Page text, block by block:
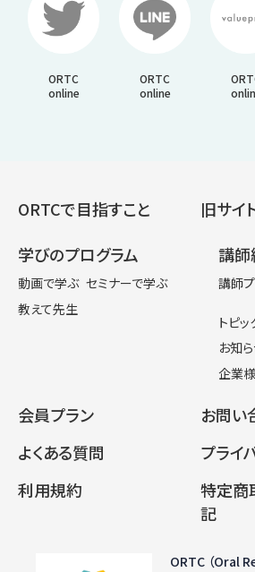
ORTC
online
ORTC
online
ORTC （Oral
ORTCで目指すこと
旧サイ
学びのプログラム
動画で学ぶ セミナーで学ぶ
教えて先生
講
講師
トピッ
お知
企業
会員プラン
お問い
よくある質問
プライ
利用規約
特定商
記